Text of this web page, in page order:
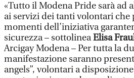
«Tutto il Modena Pride sarà ad
ai servizi dei tanti volontari
momenti dell’iniziativa
sicurezza – sottolineaElisa
Arcigay Modena – Per tutta la
manifestazione saranno
angels”, volontari a